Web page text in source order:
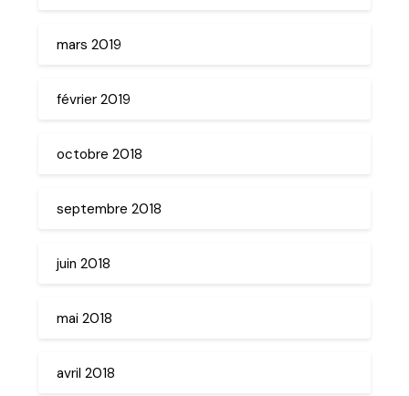
mars 2019
février 2019
octobre 2018
septembre 2018
juin 2018
mai 2018
avril 2018